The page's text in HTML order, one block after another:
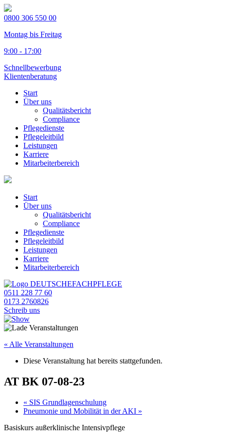
0800 306 550 00
Montag bis Freitag
9:00 - 17:00
Schnellbewerbung
Klientenberatung
Start
Über uns
Qualitätsbericht
Compliance
Pflegedienste
Pflegeleitbild
Leistungen
Karriere
Mitarbeiterbereich
Start
Über uns
Qualitätsbericht
Compliance
Pflegedienste
Pflegeleitbild
Leistungen
Karriere
Mitarbeiterbereich
0511 228 77 60
0173 2760826
Schreib uns
« Alle Veranstaltungen
Diese Veranstaltung hat bereits stattgefunden.
AT BK 07-08-23
« SIS Grundlagenschulung
Pneumonie und Mobilität in der AKI »
Basiskurs außerklinische Intensivpflege